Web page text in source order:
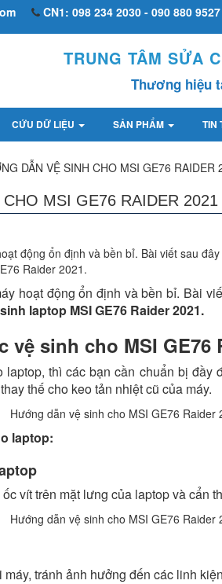
CN1: 098 234 2030 - 090 880 9527
TRUNG TÂM SỬA
Thương hiệu
CỨU DỮ LIỆU SẢN PHẨM TIN
DẪN VỆ SINH CHO MSI GE76 RAIDER
MSI GE76 RAIDER 2021
động ổn định và bền bỉ. Bài viết sau
Raider 2021.
hoạt động ổn định và bền bỉ. Bài
laptop MSI GE76 Raider 2021.
vệ sinh cho MSI GE76
thì các bạn cần chuẩn bị đầy
thế cho keo tản nhiệt cũ của máy.
laptop:
vít trên mặt lưng của laptop và cẩn
tránh ảnh hưởng đến các linh